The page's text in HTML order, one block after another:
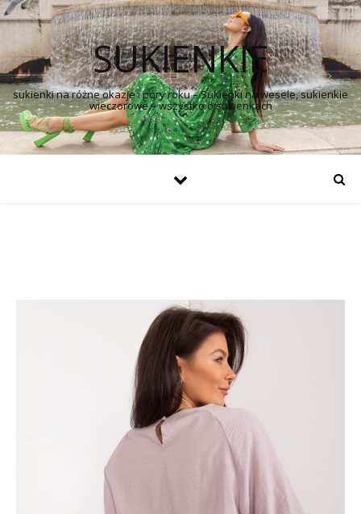
SUKIENKIE
sukienki na różne okazje i pory roku – Sukienki na wesele, sukienkie
wieczorowe – wszystko o sukienkach